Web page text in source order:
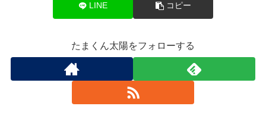
LINE コピー
たまくん太陽をフォローする